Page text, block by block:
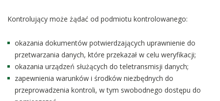
Kontrolujący może żądać od podmiotu kontrolowanego:
okazania dokumentów potwierdzających uprawnienie do
przetwarzania danych, które przekazał w celu weryfikacji;
okazania urządzeń służących do teletransmisji danych;
zapewnienia warunków i środków niezbędnych do
przeprowadzenia kontroli, w tym swobodnego dostępu do